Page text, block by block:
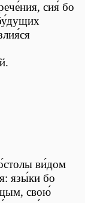
сия́ бо
ви́дом
язы́ки бо
свою́